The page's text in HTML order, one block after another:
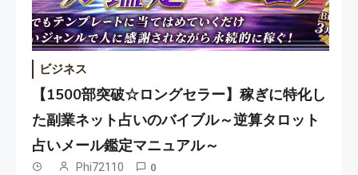
ビジネス
【1500部突破☆ロングセラー】稼ぎに特化し
た副業ネット占いのバイブル～逆算タロット
占いメール鑑定マニュアル～
Phi72110 0